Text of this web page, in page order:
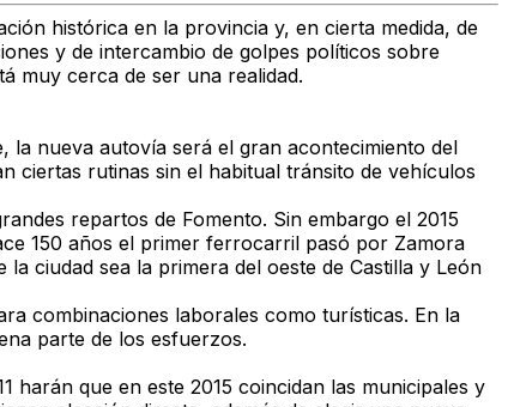
histórica en la provincia y, en cierta medida, de
y de intercambio de golpes políticos sobre
muy cerca de ser una realidad.
la nueva autovía será el gran acontecimiento del
ciertas rutinas sin el habitual tránsito de vehículos
repartos de Fomento. Sin embargo el 2015
150 años el primer ferrocarril pasó por Zamora
ciudad sea la primera del oeste de Castilla y León
combinaciones laborales como turísticas. En la
parte de los esfuerzos.
harán que en este 2015 coincidan las municipales y